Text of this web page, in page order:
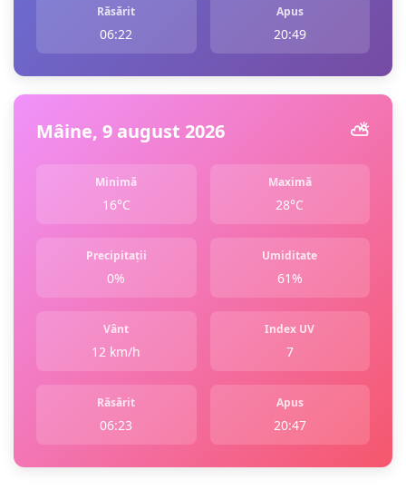
Răsărit
06:22
Apus
20:49
Mâine, 9 august 2026 ⛅️
Minimă
16°C
Maximă
28°C
Precipitații
0%
Umiditate
61%
Vânt
12 km/h
Index UV
7
Răsărit
06:23
Apus
20:47